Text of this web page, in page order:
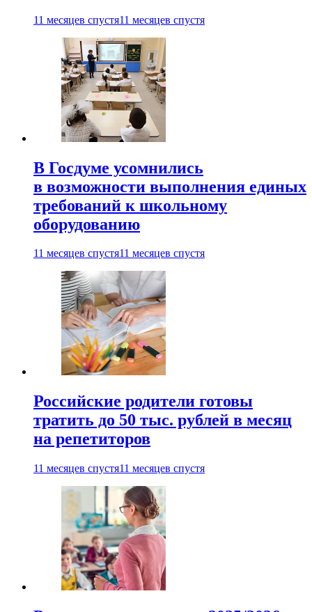
11 месяцев спустя11 месяцев спустя
В Госдуме усомнились
в возможности выполнения единых
требований к школьному
оборудованию
11 месяцев спустя11 месяцев спустя
Российские родители готовы
тратить до 50 тыс. рублей в месяц
на репетиторов
11 месяцев спустя11 месяцев спустя